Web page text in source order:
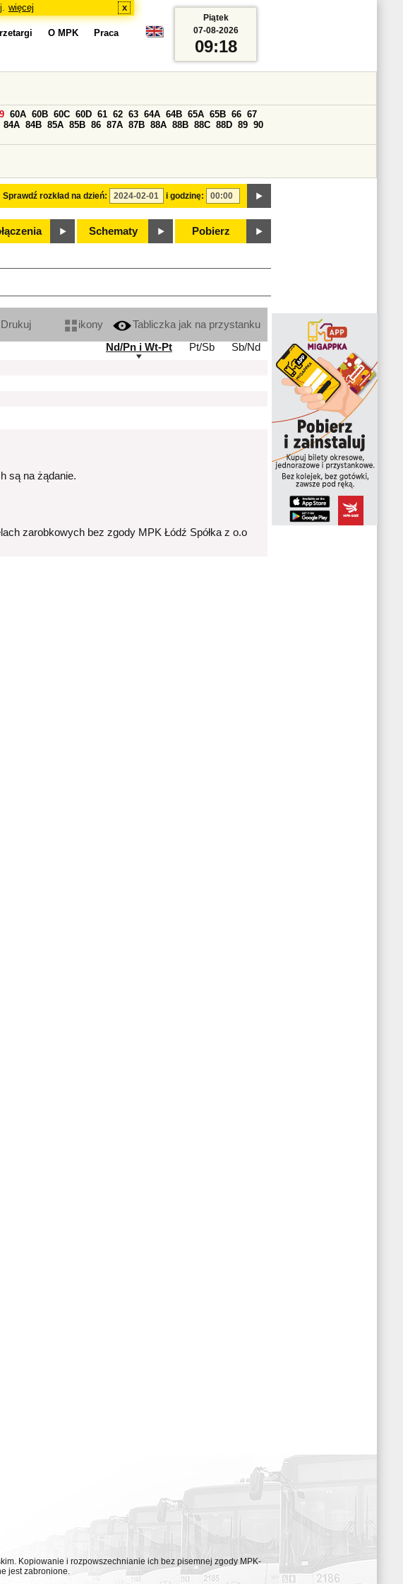
więcej x
O MPK Praca
Sprawdź rozkład na dzień: i godzinę:
60A 60B 60C 60D 61 62 63 64A 64B 65A 65B 66 67
84A 84B 85A 85B 86 87A 87B 88A 88B 88C 88D 89 90
Schematy Pobierz
Piątek
07-08-2026
09:18
Drukuj ikony
Tabliczka jak na przystanku
Nd/Pn i Wt-Pt
Pt/Sb
Sb/Nd
są na żądanie.
zarobkowych bez zgody MPK Łódź Spółka z o.o
Kopiowanie i rozpowszechnianie ich bez pisemnej zgody MPK-
jest zabronione.